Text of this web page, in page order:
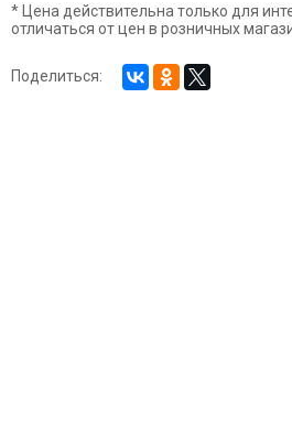
* Цена действительна только для
отличаться от цен в розничных
Поделиться: